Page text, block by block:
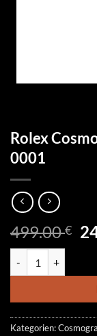
Rolex
0001
499.00€
Kategorien: